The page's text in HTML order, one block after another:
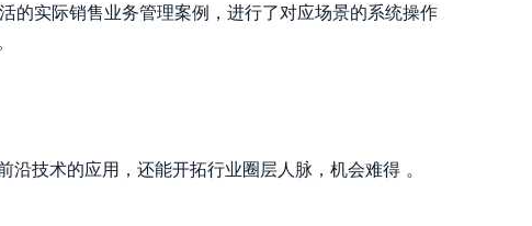
的实际销售业务管理案例，进行了对应场景的系统操作
技术的应用，还能开拓行业圈层人脉，机会难得 。